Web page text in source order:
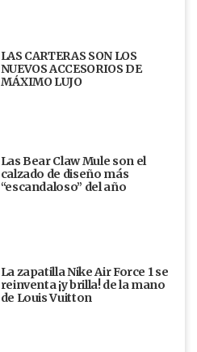
LAS CARTERAS SON LOS
NUEVOS ACCESORIOS DE
MÁXIMO LUJO
Las Bear Claw Mule son el
calzado de diseño más
“escandaloso” del año
La zapatilla Nike Air Force 1 se
reinventa ¡y brilla! de la mano
de Louis Vuitton